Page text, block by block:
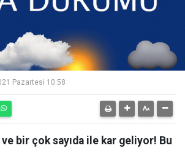
Pazartesi 10:58
bir çok sayıda ile kar geliyor! Bu